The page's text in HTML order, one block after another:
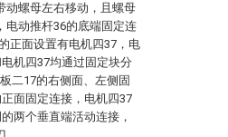
动螺母左右移动，且螺母
电动推杆36的底端固定连
正面设置有电机四37，电
机四37均通过固定块分
二17的右侧面、左侧固
面固定连接，电机四37
两个垂直端活动连接，